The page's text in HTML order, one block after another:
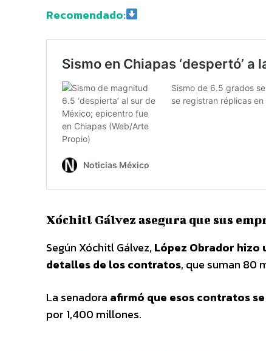
Recomendado:
Xóchitl Gálvez asegura que sus
Según Xóchitl Gálvez, López Obrador hizo
detalles de los contratos, que suman 80
La senadora afirmó que esos contratos
por 1,400 millones.